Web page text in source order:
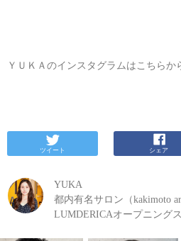
ＹＵＫＡのインスタグラムはこちら
ツイート シェア
YUKA
都内有名サロン（kakimoto
LUMDERICAオープニング